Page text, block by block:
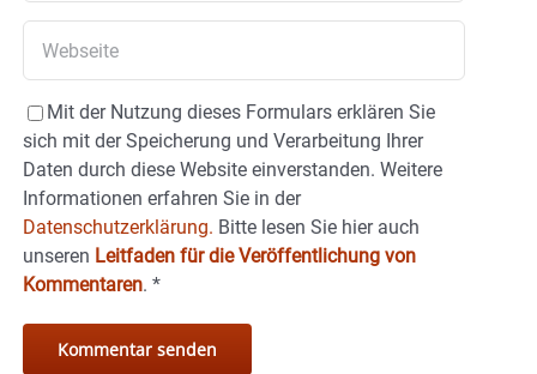
Mit der Nutzung dieses Formulars erklären Sie
sich mit der Speicherung und Verarbeitung Ihrer
Daten durch diese Website einverstanden. Weitere
Informationen erfahren Sie in der
Datenschutzerklärung. Bitte lesen Sie hier auch
unseren Leitfaden für die Veröffentlichung von
Kommentaren. *